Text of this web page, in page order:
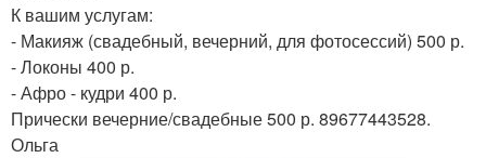
К вашим услугам:
- Макияж (свадебный, вечерний, для фотосессий) 500 р.
- Локоны 400 р.
- Афро - кудри 400 р.
Прически вечерние/свадебные 500 р. 89677443528.
Ольга